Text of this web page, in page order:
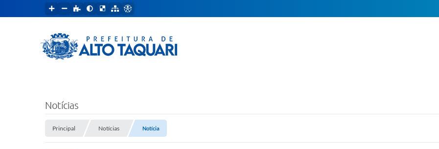
Notícias
Principal Notícias Notícia